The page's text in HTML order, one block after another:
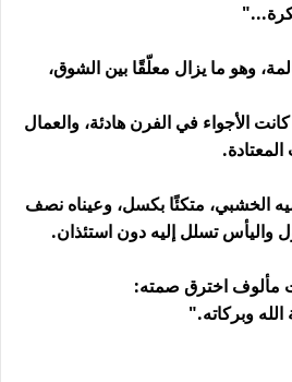
وهو ما يزال معلّقًا بين الشوق،
الأجواء في الفرن هادئة، والعمال
متكئًا بكسل، وعيناه نصف
تسلل إليه دون استئذان.
مألوف اخترق صمته:
وبركاته."